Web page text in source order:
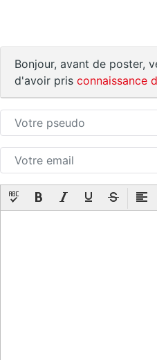
Bonjour, avant de poster,
d'avoir pris connaissance